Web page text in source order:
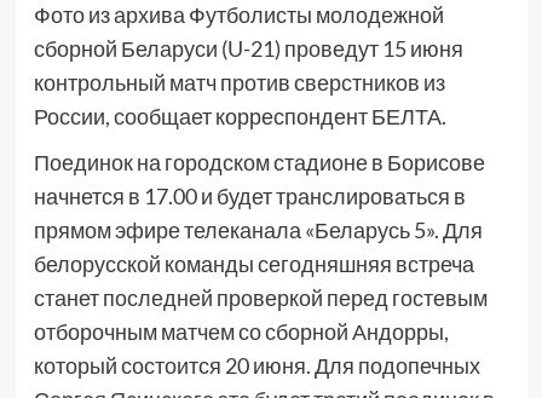
Фото из архива Футболисты молодежной
сборной Беларуси (U-21) проведут 15 июня
контрольный матч против сверстников из
России, сообщает корреспондент БЕЛТА.
Поединок на городском стадионе в Борисове
начнется в 17.00 и будет транслироваться в
прямом эфире телеканала «Беларусь 5». Для
белорусской команды сегодняшняя встреча
станет последней проверкой перед гостевым
отборочным матчем со сборной Андорры,
который состоится 20 июня. Для подопечных